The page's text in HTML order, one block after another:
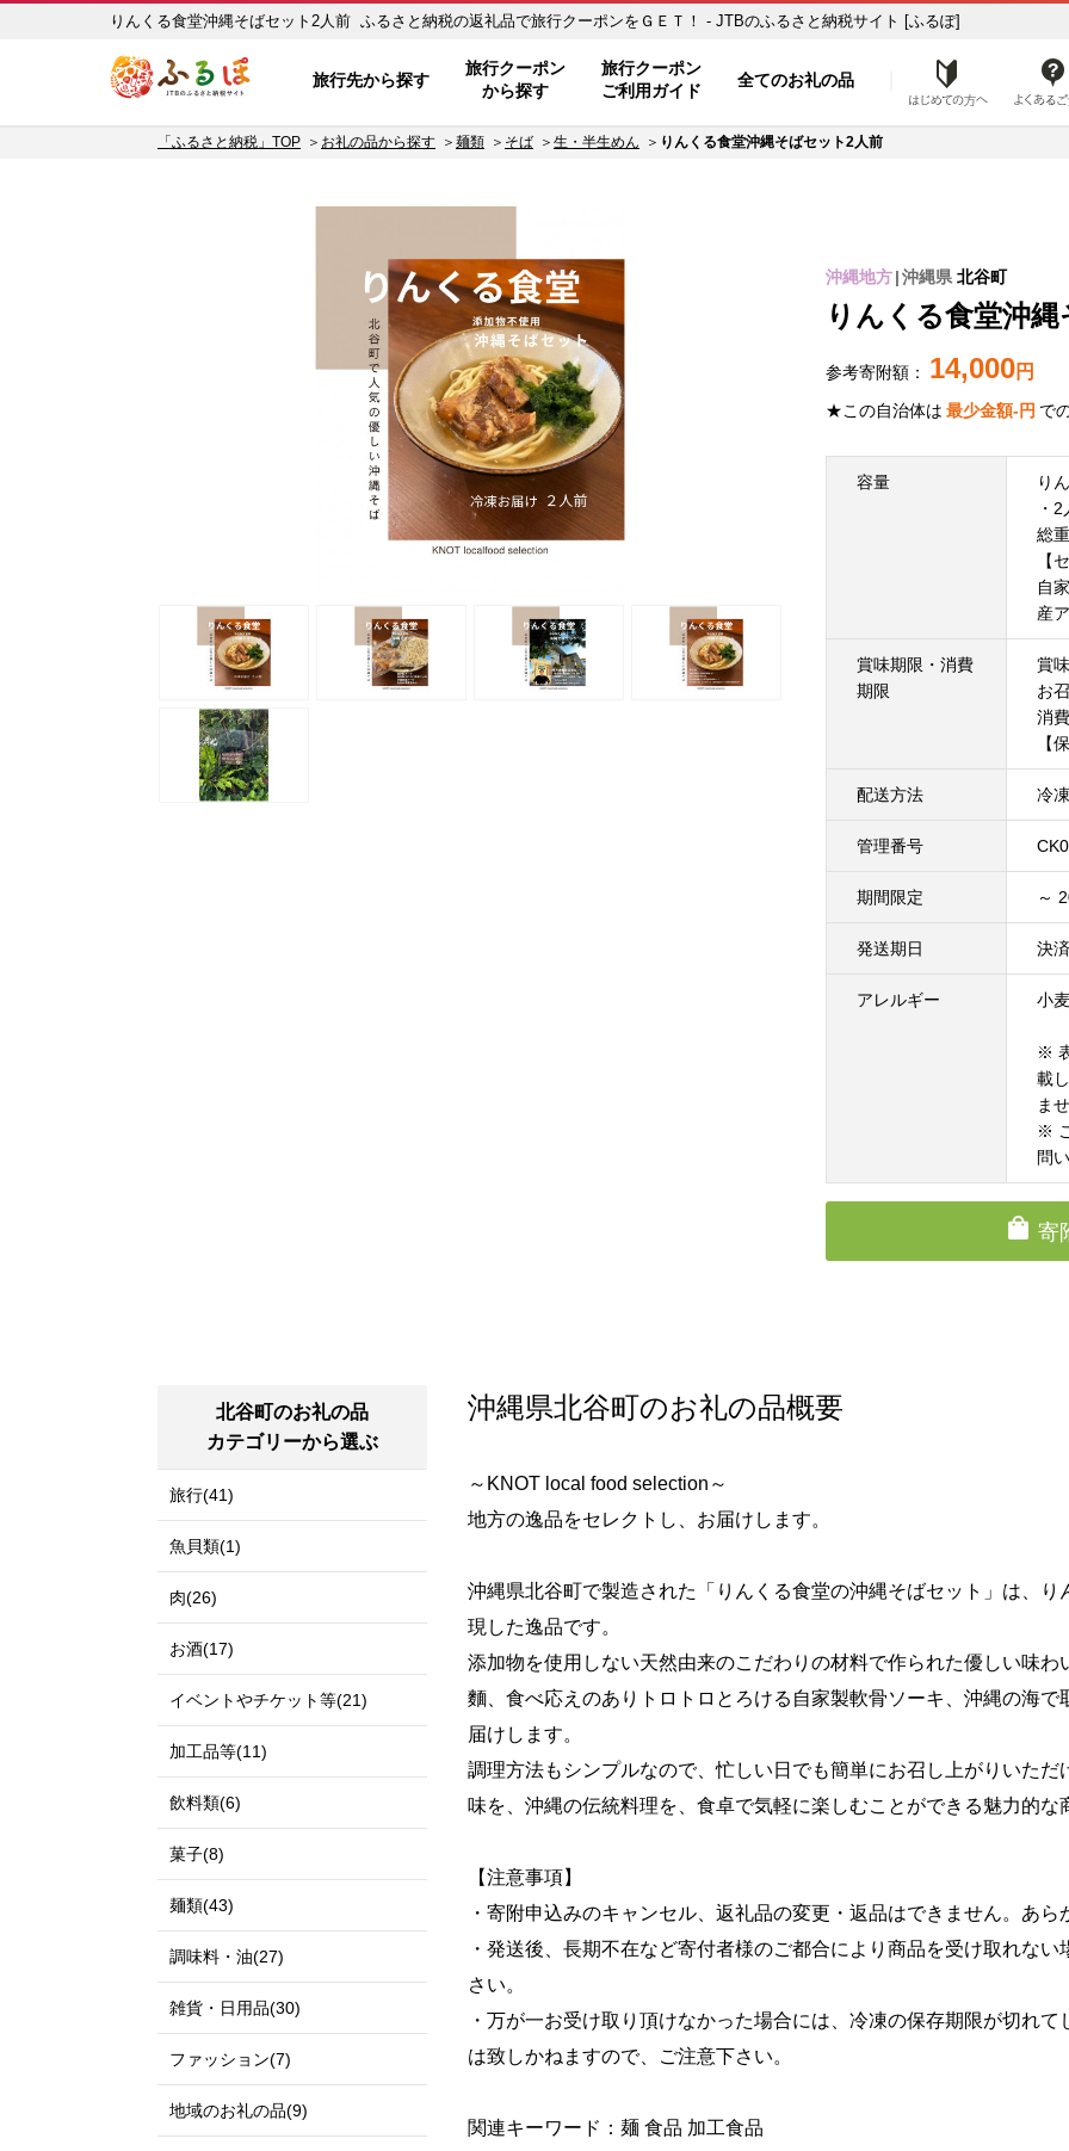
りんくる食堂沖縄そばセット2人前 ふるさと納税の返礼品で旅行クーポンをＧＥＴ！ - JTBのふるさと納税サイト [ふるぽ]
旅行先から探す
旅行クーポン
から探す
旅行クーポン
ご利用ガイド
全てのお礼の品 はじめ
「ふるさと納税」TOP お礼の品から探す 麺類 そば 生・半生めん りんくる食堂沖縄そばセット2人前
沖縄地方 沖縄県 北谷町
りんくる食堂沖
参考寄附額： 14,000円
★この自治体は 最少金額-円 で
容量
り
・
総
【
自
産
賞味期限・消費
期限
賞
お
消
【
配送方法 冷
管理番号
期間限定 ～
発送期日 決
アレルギー 小
※
載
ま
※
問
寄
沖縄県北谷町のお礼の品概要
～KNOT local food selection～
地方の逸品をセレクトし、お届けします。
沖縄県北谷町で製造された「りんくる食堂の沖縄そばセット」は、
現した逸品です。
添加物を使用しない天然由来のこだわりの材料で作られた優しい味
麵、食べ応えのありトロトロとろける自家製軟骨ソーキ、沖縄の海
届けします。
調理方法もシンプルなので、忙しい日でも簡単にお召し上がりいた
味を、沖縄の伝統料理を、食卓で気軽に楽しむことができる魅力的な
【注意事項】
・寄附申込みのキャンセル、返礼品の変更・返品はできません。あ
・発送後、長期不在など寄付者様のご都合により商品を受け取れな
さい。
・万が一お受け取り頂けなかった場合には、冷凍の保存期限が切れ
は致しかねますので、ご注意下さい。
関連キーワード：麺 食品 加工食品
北谷町のお礼の品
カテゴリーから選ぶ
旅行(41)
魚貝類(1)
肉(26)
お酒(17)
イベントやチケット等(21)
加工品等(11)
飲料類(6)
菓子(8)
麺類(43)
調味料・油(27)
雑貨・日用品(30)
ファッション(7)
地域のお礼の品(9)